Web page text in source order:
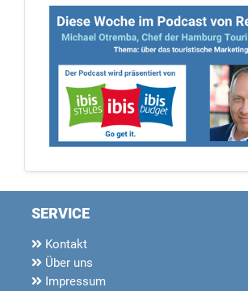
SERVICE
Kontakt
Über uns
Impressum